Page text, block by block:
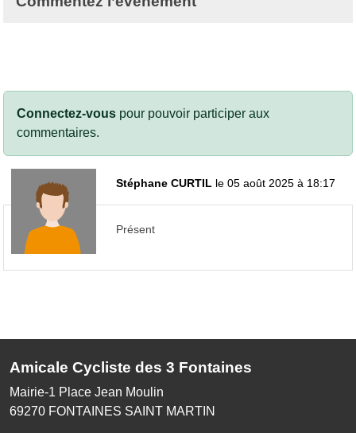
Connectez-vous pour pouvoir participer aux
commentaires.
Stéphane CURTIL le 05 août 2025 à 18:17
Présent
Amicale Cycliste des 3 Fontaines
Mairie-1 Place Jean Moulin
69270 FONTAINES SAINT MARTIN